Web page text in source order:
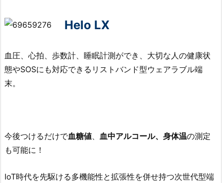
Helo LX
血圧、心拍、歩数計、睡眠計測ができ、大切な人の健康状
態やSOSにも対応できるリストバンド型ウェアラブル端
末。
今後つけるだけで血糖値 血中アルコール、身体温の測定
も可能に！
IoT時代を先駆ける多機能性と拡張性を併せ持つ次世代型端